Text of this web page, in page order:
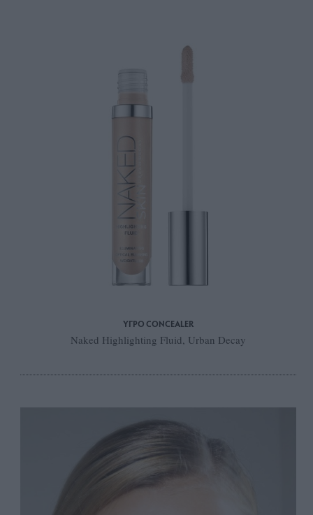
ΥΓΡΟ CONCEALER
Naked Highlighting Fluid, Urban Decay